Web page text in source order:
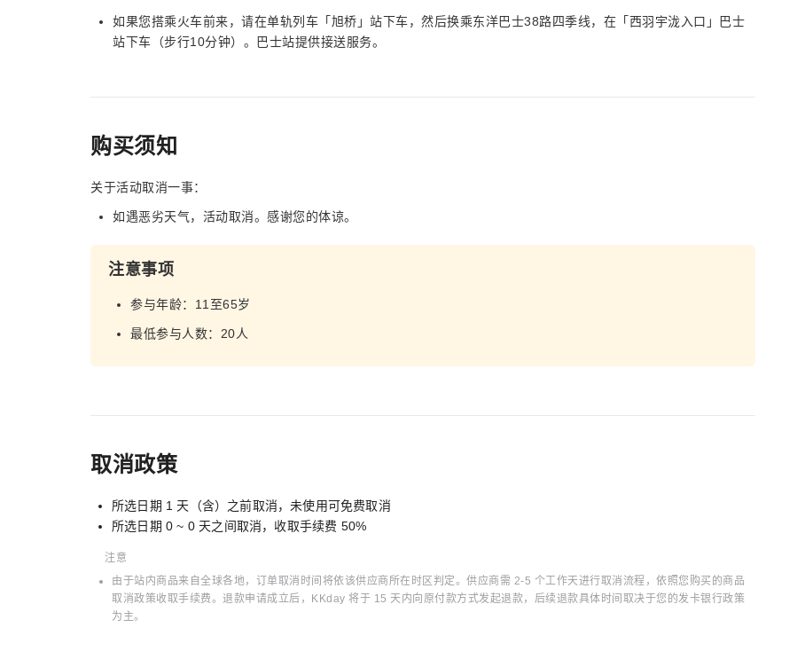
如果您搭乘火车前来，请在单轨列车「旭桥」站下车，然后换乘东洋巴士38路四季线，在「西羽宇泷入口」巴士
站下车（步行10分钟）。巴士站提供接送服务。
购买须知
关于活动取消一事：
如遇恶劣天气，活动取消。感谢您的体谅。
注意事项
参与年龄：11至65岁
最低参与人数：20人
取消政策
所选日期 1 天（含）之前取消，未使用可免费取消
所选日期 0 ~ 0 天之间取消，收取手续费 50%
注意
由于站内商品来自全球各地，订单取消时间将依该供应商所在时区判定。供应商需 2-5 个工作天进行取消流程，依照您购买的商品
取消政策收取手续费。退款申请成立后，KKday 将于 15 天内向原付款方式发起退款，后续退款具体时间取决于您的发卡银行政策
为主。